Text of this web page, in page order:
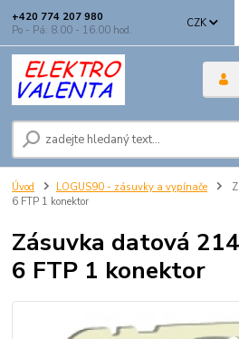
CZK
+420 774 207 980
Po - Pá: 8.00 - 16.00 hod.
Úvod LOGUS90 - zásuvky a vypínače
6 FTP 1 konektor
Zásuvka datová
6 FTP 1 konektor